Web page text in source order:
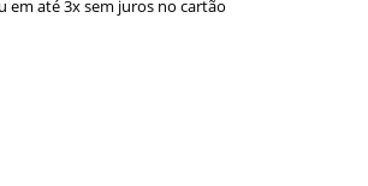
preço:
em até 3x sem juros no cartão